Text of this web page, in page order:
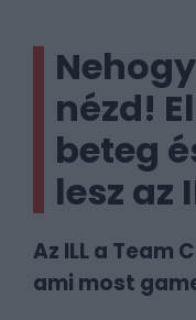
nézd!
beteg
lesz az
Az ILL a Team
ami most